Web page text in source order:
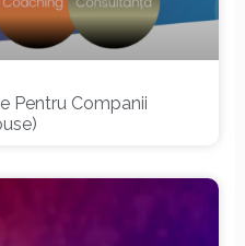
Pentru Companii